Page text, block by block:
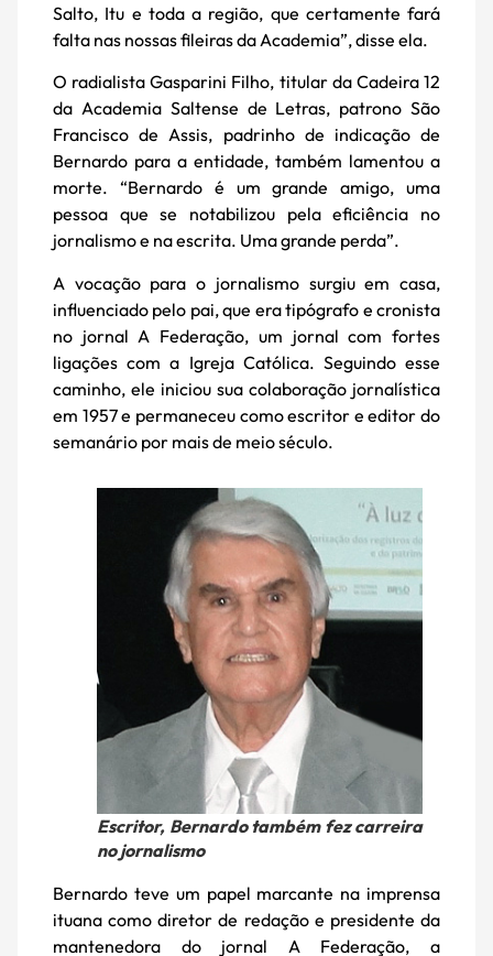
Salto, Itu e toda a região, que certamente fará
falta nas nossas fileiras da Academia”, disse ela.
O radialista Gasparini Filho, titular da Cadeira 12
da Academia Saltense de Letras, patrono São
Francisco de Assis, padrinho de indicação de
Bernardo para a entidade, também lamentou a
morte. “Bernardo é um grande amigo, uma
pessoa que se notabilizou pela eficiência no
jornalismo e na escrita. Uma grande perda”.
A vocação para o jornalismo surgiu em casa,
influenciado pelo pai, que era tipógrafo e cronista
no jornal A Federação, um jornal com fortes
ligações com a Igreja Católica. Seguindo esse
caminho, ele iniciou sua colaboração jornalística
em 1957 e permaneceu como escritor e editor do
semanário por mais de meio século.
Escritor, Bernardo também fez carreira
no jornalismo
Bernardo teve um papel marcante na imprensa
ituana como diretor de redação e presidente da
mantenedora do jornal A Federação, a